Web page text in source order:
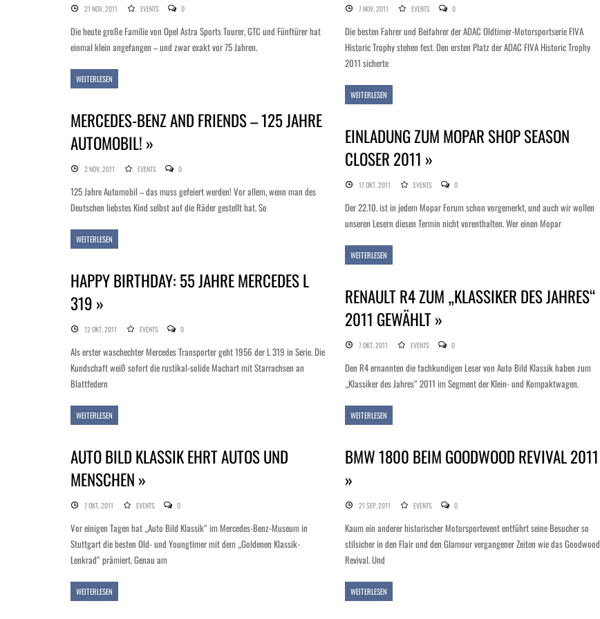
21 NOV, 2011 EVENTS 0
Die heute große Familie von Opel Astra Sports Tourer, GTC und Fünftürer hat
einmal klein angefangen – und zwar exakt vor 75 Jahren.
WEITERLESEN
MERCEDES-BENZ AND FRIENDS – 125 JAHRE
AUTOMOBIL! »
2 NOV, 2011 EVENTS 0
125 Jahre Automobil – das muss gefeiert werden! Vor allem, wenn man des
Deutschen liebstes Kind selbst auf die Räder gestellt hat. So
WEITERLESEN
HAPPY BIRTHDAY: 55 JAHRE MERCEDES L
319 »
12 OKT, 2011 EVENTS 0
Als erster waschechter Mercedes Transporter geht 1956 der L 319 in Serie. Die
Kundschaft weiß sofort die rustikal-solide Machart mit Starrachsen an
Blattfedern
WEITERLESEN
AUTO BILD KLASSIK EHRT AUTOS UND
MENSCHEN »
7 OKT, 2011 EVENTS 0
Vor einigen Tagen hat „Auto Bild Klassik“ im Mercedes-Benz-Museum in
Stuttgart die besten Old- und Youngtimer mit dem „Goldenen Klassik-
Lenkrad“ prämiert. Genau am
WEITERLESEN
7 NOV, 2011 EVENTS 0
Die besten Fahrer und Beifahrer der ADAC Oldtimer-Motorsportserie FIVA
Historic Trophy stehen fest. Den ersten Platz der ADAC FIVA Historic Trophy
2011 sicherte
WEITERLESEN
EINLADUNG ZUM MOPAR SHOP SEASON
CLOSER 2011 »
17 OKT, 2011 EVENTS 0
Der 22.10. ist in jedem Mopar Forum schon vorgemerkt, und auch wir wollen
unseren Lesern diesen Termin nicht vorenthalten. Wer einen Mopar
WEITERLESEN
RENAULT R4 ZUM „KLASSIKER DES JAHRES“
2011 GEWÄHLT »
7 OKT, 2011 EVENTS 0
Den R4 ernannten die fachkundigen Leser von Auto Bild Klassik haben zum
„Klassiker des Jahres“ 2011 im Segment der Klein- und Kompaktwagen.
WEITERLESEN
BMW 1800 BEIM GOODWOOD REVIVAL 2011
»
21 SEP, 2011 EVENTS 0
Kaum ein anderer historischer Motorsportevent entführt seine Besucher so
stilsicher in den Flair und den Glamour vergangener Zeiten wie das Goodwood
Revival. Und
WEITERLESEN